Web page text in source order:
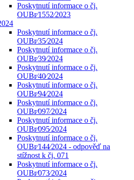
Poskytnutí informace o čj.
OUBr⁄1552⁄2023
Poskytnutí informace o čj.
OUBr⁄35⁄2024
Poskytnutí informace o čj.
OUBr⁄39⁄2024
Poskytnutí informace o čj.
OUBr⁄40⁄2024
Poskytnutí informace o čj.
OUBr⁄94⁄2024
Poskytnutí informace o čj.
OUBr⁄097⁄2024
Poskytnutí informace o čj.
OUBr⁄095⁄2024
Poskytnutí informace o čj.
OUBr⁄144⁄2024 - odpověď na
stížnost k čj. 071
Poskytnutí informace o čj.
OUBr⁄073⁄2024